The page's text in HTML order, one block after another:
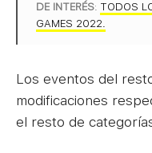
DE INTERÉS: TODOS
GAMES 2022.
Los eventos del
modificaciones
el resto de